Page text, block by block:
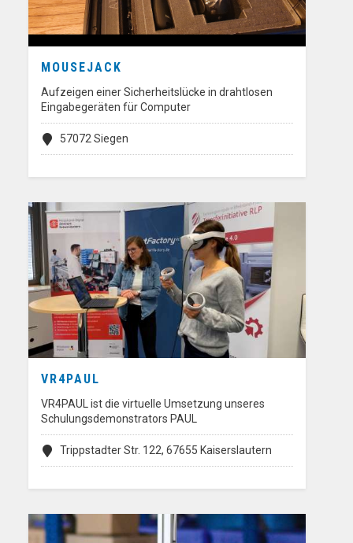
MOUSEJACK
Aufzeigen einer Sicherheitslücke in drahtlosen
Eingabegeräten für Computer
57072 Siegen
VR4PAUL
VR4PAUL ist die virtuelle Umsetzung unseres
Schulungsdemonstrators PAUL
Trippstadter Str. 122, 67655 Kaiserslautern